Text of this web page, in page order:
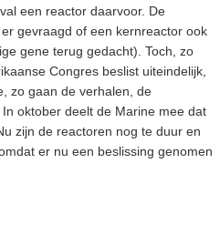
een reactor daarvoor. De
gevraagd of een kernreactor ook
gene terug gedacht). Toch, zo
Congres beslist uiteindelijk,
zo gaan de verhalen, de
oktober deelt de Marine mee dat
zijn de reactoren nog te duur en
er nu een beslissing genomen